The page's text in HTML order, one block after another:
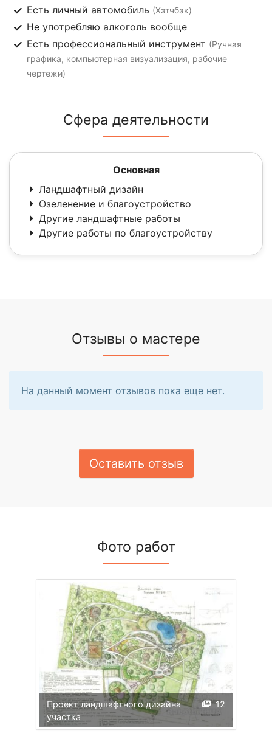
Есть личный автомобиль (Хэтчбэк)
Не употребляю алкоголь вообще
Есть профессиональный инструмент (Ручная
графика, компьютерная визуализация, рабочие
чертежи)
Сфера деятельности
Основная
Ландшафтный дизайн
Озеленение и благоустройство
Другие ландшафтные работы
Другие работы по благоустройству
Отзывы о мастере
На данный момент отзывов пока еще нет.
Оставить отзыв
Фото работ
12
Проект ландшафтного дизайна
участка